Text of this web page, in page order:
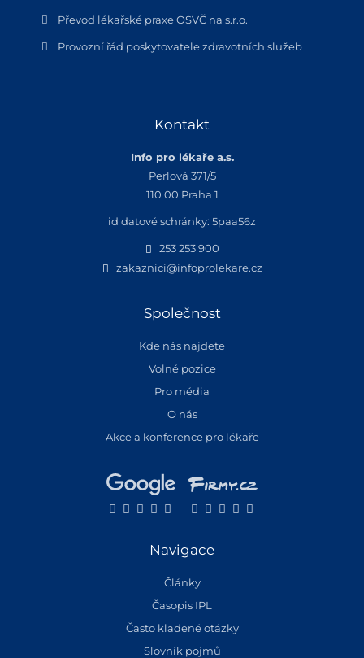
Převod lékařské praxe OSVČ na s.r.o.
Provozní řád poskytovatele zdravotních služeb
Kontakt
Info pro lékaře a.s.
Perlová 371/5
110 00 Praha 1
id datové schránky: 5paa56z
253 253 900
zakaznici@infoprolekare.cz
Společnost
Kde nás najdete
Volné pozice
Pro média
O nás
Akce a konference pro lékaře
Navigace
Články
Časopis IPL
Často kladené otázky
Slovník pojmů